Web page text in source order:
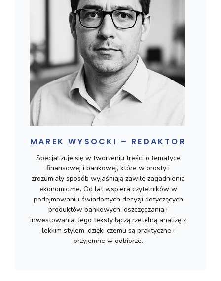
MAREK WYSOCKI – REDAKTOR
Specjalizuje się w tworzeniu treści o tematyce
finansowej i bankowej, które w prosty i
zrozumiały sposób wyjaśniają zawiłe zagadnienia
ekonomiczne. Od lat wspiera czytelników w
podejmowaniu świadomych decyzji dotyczących
produktów bankowych, oszczędzania i
inwestowania. Jego teksty łączą rzetelną analizę z
lekkim stylem, dzięki czemu są praktyczne i
przyjemne w odbiorze.